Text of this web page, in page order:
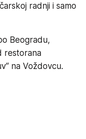
radnji i samo
Beogradu,
restorana
na Voždovcu.